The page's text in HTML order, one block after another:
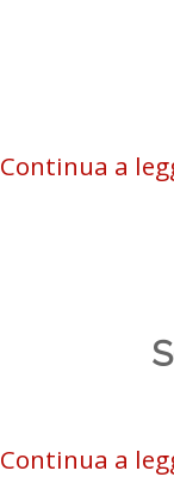
Continua a
Continua a